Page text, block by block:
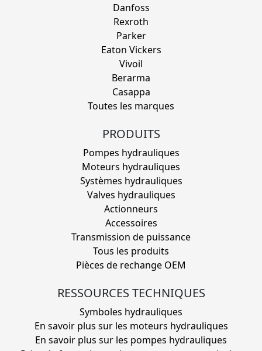
Danfoss
Rexroth
Parker
Eaton Vickers
Vivoil
Berarma
Casappa
Toutes les marques
PRODUITS
Pompes hydrauliques
Moteurs hydrauliques
Systèmes hydrauliques
Valves hydrauliques
Actionneurs
Accessoires
Transmission de puissance
Tous les produits
Pièces de rechange OEM
RESSOURCES TECHNIQUES
Symboles hydrauliques
En savoir plus sur les moteurs hydrauliques
En savoir plus sur les pompes hydrauliques